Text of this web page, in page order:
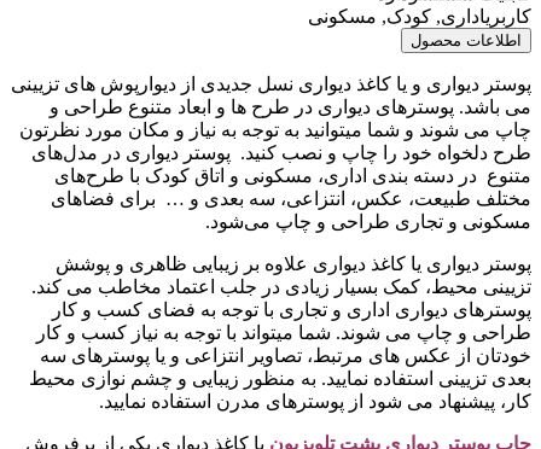
کاربریاداری, کودک, مسکونی
اطلاعات محصول
پوستر دیواری و یا کاغذ دیواری نسل جدیدی از دیوارپوش های تزیینی
می باشد. پوسترهای دیواری در طرح ها و ابعاد متنوع طراحی و
چاپ می شوند و شما میتوانید به توجه به نیاز و مکان مورد نظرتون
طرح دلخواه خود را چاپ و نصب کنید. پوستر دیواری در مدل‌های
متنوع در دسته‌ بندی اداری، مسکونی و اتاق کودک با طرح‌های
مختلف طبیعت، عکس، انتزاعی، سه بعدی و … برای فضاهای
مسکونی و تجاری طراحی و چاپ می‌شود.
پوستر دیواری یا کاغذ دیواری علاوه بر زیبایی ظاهری و پوشش
تزیینی محیط، کمک بسیار زیادی در جلب اعتماد مخاطب می کند.
پوسترهای دیواری اداری و تجاری با توجه به فضای کسب و کار
طراحی و چاپ می شوند. شما میتواند با توجه به نیاز کسب و کار
خودتان از عکس های مرتبط، تصاویر انتزاعی و یا پوسترهای سه
بعدی تزیینی استفاده نمایید. به منظور زیبایی و چشم نوازی محیط
کار، پیشنهاد می شود از پوسترهای مدرن استفاده نمایید.
چاپ پوستر دیواری پشت تلویزیون یا کاغذ دیواری یکی از پرفروش